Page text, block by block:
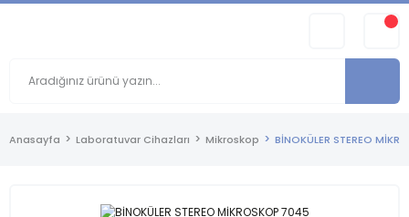
Anasayfa Laboratuvar Cihazları Mikroskop BİNOKÜLER STEREO